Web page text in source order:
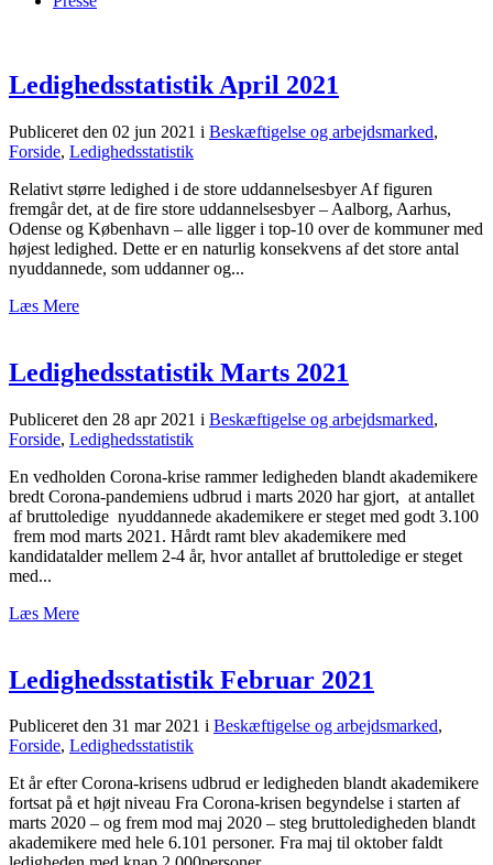
Ledighedsstatistik April 2021
Publiceret den 02 jun 2021 i Beskæftigelse og arbejdsmarked,
Forside, Ledighedsstatistik
Relativt større ledighed i de store uddannelsesbyer Af figuren
fremgår det, at de fire store uddannelsesbyer – Aalborg, Aarhus,
Odense og København – alle ligger i top-10 over de kommuner med
højest ledighed. Dette er en naturlig konsekvens af det store antal
nyuddannede, som uddanner og...
Læs Mere
Ledighedsstatistik Marts 2021
Publiceret den 28 apr 2021 i Beskæftigelse og arbejdsmarked,
Forside, Ledighedsstatistik
En vedholden Corona-krise rammer ledigheden blandt akademikere
bredt Corona-pandemiens udbrud i marts 2020 har gjort, at antallet
af bruttoledige nyuddannede akademikere er steget med godt 3.100
frem mod marts 2021. Hårdt ramt blev akademikere med
kandidatalder mellem 2-4 år, hvor antallet af bruttoledige er steget
med...
Læs Mere
Ledighedsstatistik Februar 2021
Publiceret den 31 mar 2021 i Beskæftigelse og arbejdsmarked,
Forside, Ledighedsstatistik
Et år efter Corona-krisens udbrud er ledigheden blandt akademikere
fortsat på et højt niveau Fra Corona-krisen begyndelse i starten af
marts 2020 – og frem mod maj 2020 – steg bruttoledigheden blandt
akademikere med hele 6.101 personer. Fra maj til oktober faldt